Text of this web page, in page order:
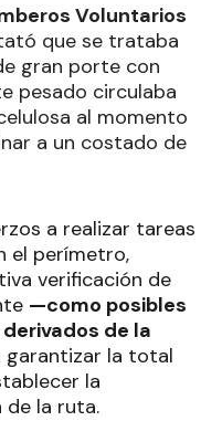
Voluntarios
que se trataba
gran porte con
pesado circulaba
al momento
a un costado de
a realizar tareas
el perímetro,
verificación de
—como posibles
de la
garantizar la total
la
de la ruta.